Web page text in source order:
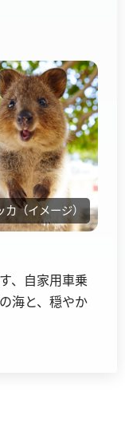
カ（イメージ）
、自家用車乗
海と、穏やか